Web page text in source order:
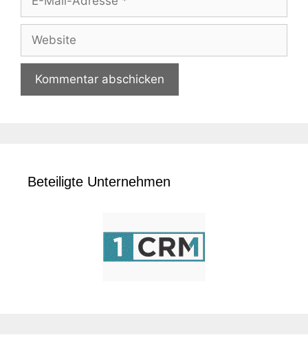
Mail-
Adresse
Beteiligte Unternehmen